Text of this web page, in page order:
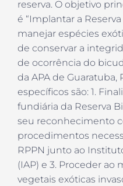
reserva. O objetivo
é “Implantar a
manejar espécies
de conservar a
de ocorrência do
da APA de Guaratuba,
específicos são: 1.
fundiária da Reserva
seu reconhecimento
procedimentos
RPPN junto ao
(IAP) e 3. Proceder ao
vegetais exóticas